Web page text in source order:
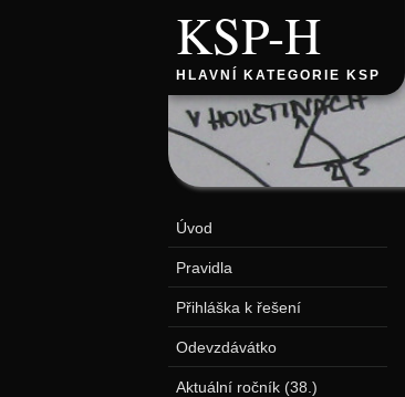
KSP-H
HLAVNÍ KATEGORIE KSP
Úvod
Pravidla
Přihláška k řešení
Odevzdávátko
Aktuální ročník (38.)